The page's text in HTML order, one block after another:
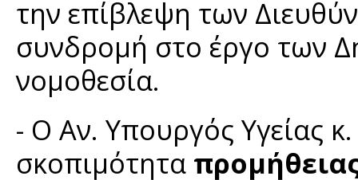
την επίβλεψη των
συνδρομή στο έργο των
νομοθεσία.
- O Aν. Υπουργός Υγείας
σκοπιμότητα